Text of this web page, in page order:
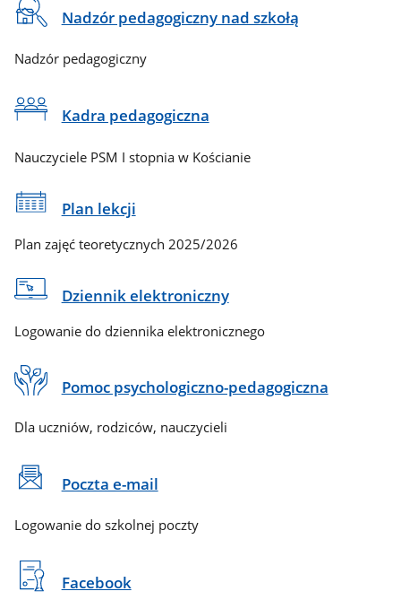
skróty
Nadzór pedagogiczny nad szkołą
Nadzór pedagogiczny
Kadra pedagogiczna
Nauczyciele PSM I stopnia w Kościanie
Plan lekcji
Plan zajęć teoretycznych 2025/2026
Dziennik elektroniczny
Logowanie do dziennika elektronicznego
Pomoc psychologiczno-pedagogiczna
Dla uczniów, rodziców, nauczycieli
Poczta e-mail
Logowanie do szkolnej poczty
Facebook